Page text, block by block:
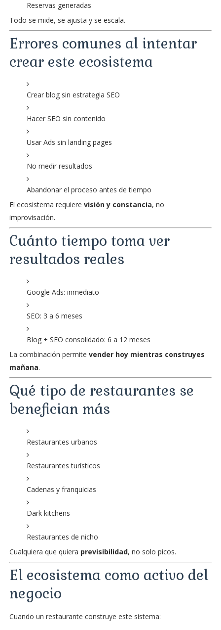
Reservas generadas
Todo se mide, se ajusta y se escala.
Errores comunes al intentar
crear este ecosistema
Crear blog sin estrategia SEO
Hacer SEO sin contenido
Usar Ads sin landing pages
No medir resultados
Abandonar el proceso antes de tiempo
El ecosistema requiere visión y constancia, no
improvisación.
Cuánto tiempo toma ver
resultados reales
Google Ads: inmediato
SEO: 3 a 6 meses
Blog + SEO consolidado: 6 a 12 meses
La combinación permite vender hoy mientras construyes
mañana.
Qué tipo de restaurantes se
benefician más
Restaurantes urbanos
Restaurantes turísticos
Cadenas y franquicias
Dark kitchens
Restaurantes de nicho
Cualquiera que quiera previsibilidad, no solo picos.
El ecosistema como activo del
negocio
Cuando un restaurante construye este sistema: